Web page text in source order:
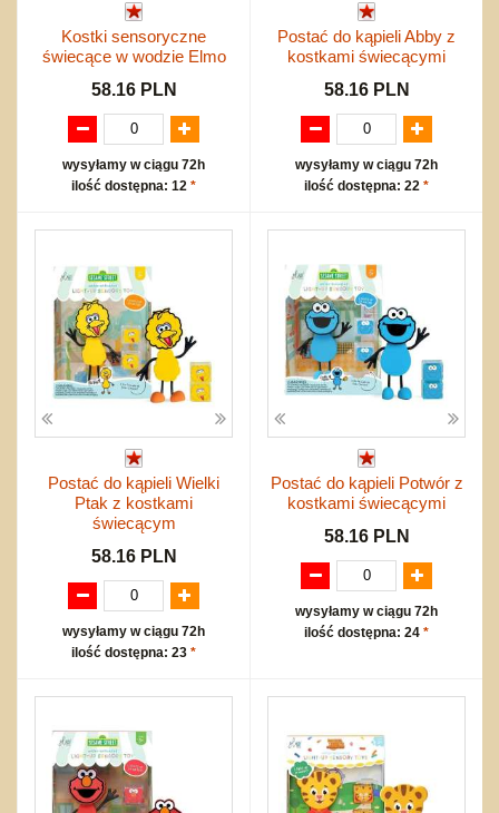
Kostki sensoryczne
świecące w wodzie Elmo
58.16 PLN
wysyłamy w ciągu 72h
ilość dostępna: 12 *
Postać do kąpieli Abby z
kostkami świecącymi
58.16 PLN
wysyłamy w ciągu 72h
ilość dostępna: 22 *
Postać do kąpieli Wielki
Ptak z kostkami
świecącym
58.16 PLN
wysyłamy w ciągu 72h
ilość dostępna: 23 *
Postać do kąpieli Potwór z
kostkami świecącymi
58.16 PLN
wysyłamy w ciągu 72h
ilość dostępna: 24 *